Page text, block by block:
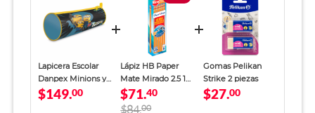
Lapicera Escolar
Danpex Minions y
Monstruos
$149.00
Lápiz HB Paper
Mate Mirado 2.5 12
piezas
$71.40
$84.00
Gomas Pelikan
Strike 2 piezas
$27.00